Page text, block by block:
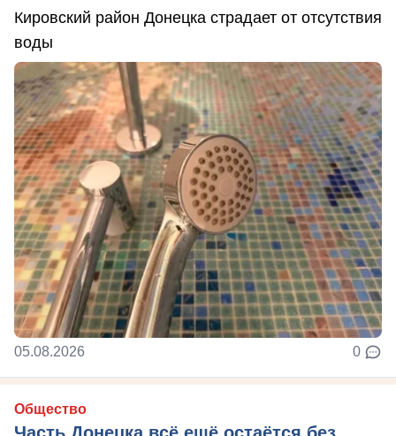
Кировский район Донецка страдает от отсутствия
воды
05.08.2026 0
Общество
Часть Донецка всё ещё остаётся без